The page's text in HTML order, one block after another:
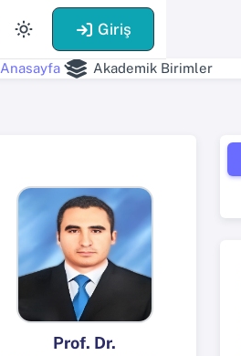
Giriş
Anasayfa Akademik Birimler
Prof. Dr.